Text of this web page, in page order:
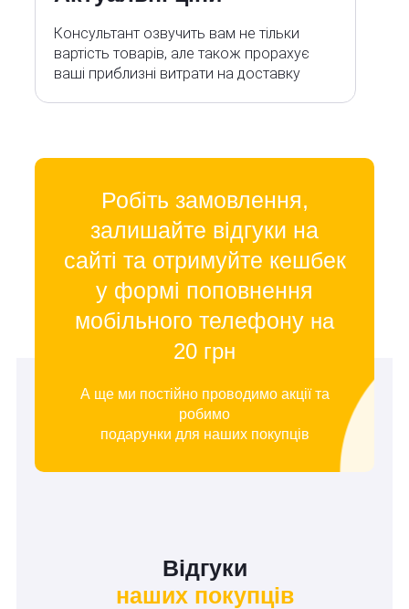
Консультант озвучить вам не тільки
вартість товарів, але також прорахує
ваші приблизні витрати на доставку
Робіть замовлення,
залишайте відгуки на
сайті та отримуйте кешбек
у формі поповнення
мобільного телефону на
20 грн
А ще ми постійно проводимо акції та
робимо
подарунки для наших покупців
Відгуки
наших покупців